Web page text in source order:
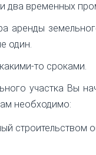
два временных
аренды
один.
то сроками.
участка Вы
необходимо:
строительством